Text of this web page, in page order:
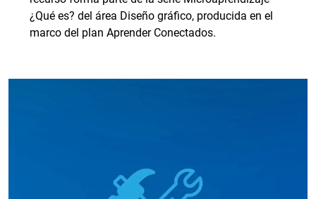
¿Qué es? del área Diseño gráfico, producida en el
marco del plan Aprender Conectados.